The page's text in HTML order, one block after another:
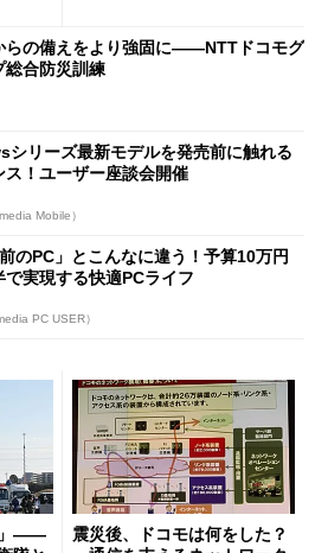
らの備えをより強固に――NTTドコモグ
総合防災訓練
シリーズ最新モデルを発売前に触れる
ス！ユーザー座談会開催
Mobile）
前のPC」とこんなに違う！予算10万円
で実現する快適PCライフ
PC USER）
」――
震災後、ドコモは何をした？